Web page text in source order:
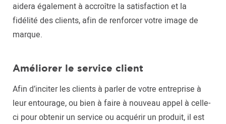
aidera également à accroître la satisfaction et la
fidélité des clients, afin de renforcer votre image de
marque.
Améliorer le service client
Afin d’inciter les clients à parler de votre entreprise à
leur entourage, ou bien à faire à nouveau appel à celle-
ci pour obtenir un service ou acquérir un produit, il est